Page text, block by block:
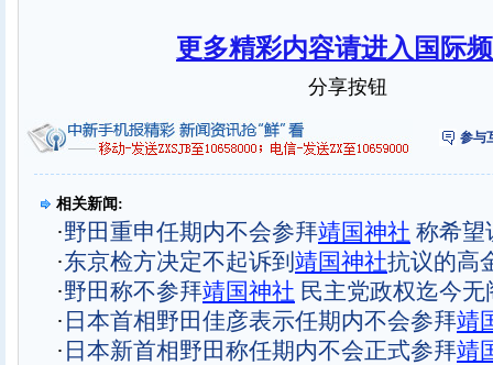
更多精彩内容请进入国际
分享按钮
参与
相关新闻:
·野田重申任期内不会参拜靖国神社 称希望
·东京检方决定不起诉到 靖国神社抗议的高
·野田称不参拜靖国神社 民主党政权迄今无
· 日本首相野田佳彦表示任期内不会参拜靖
· 日本新首相野田称任期内不会正式参拜靖